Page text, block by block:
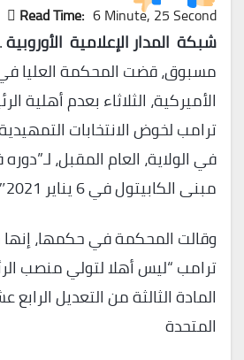
Read Time: 6 Minute, 25 Second
شبكة المدار الإعلامية الأوروبية
مسبوق، قضت المحكمة العليا في
الأميركية، الثلاثاء بعدم أهلية
ترامب لخوض الانتخابات
في الولاية، العام المقبل،
مبنى الكابيتول في 6 يناير 2021″
وقالت المحكمة في حكمها،
ترامب “ليس أهلا لتولي منصب
المادة الثالثة من التعديل الرابع
المتحدة